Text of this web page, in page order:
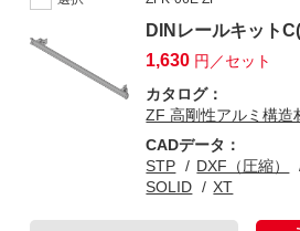
DINレールキット
1,630 円／セット
カタログ：
ZF 高剛性アルミ構
CADデータ：
STP
DXF（圧縮）
SOLID
XT